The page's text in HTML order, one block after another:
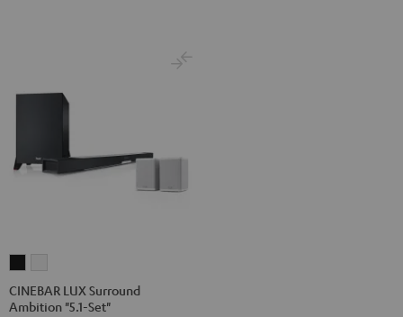
LUX
Surround
LUX
Surround
CINEBAR LUX Surround
Ambition "5.1-Set"